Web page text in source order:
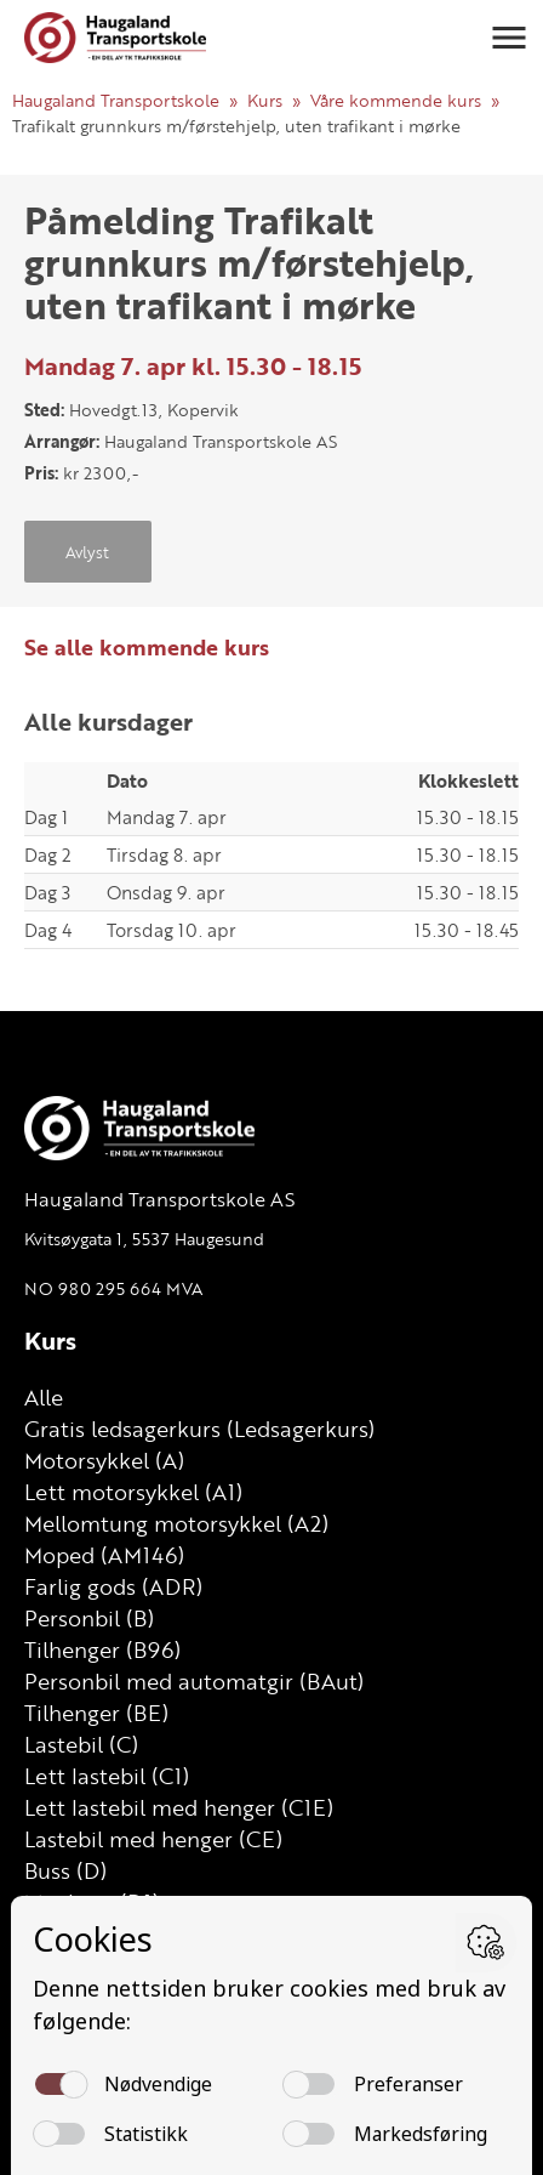
Haugaland Transportskole Kurs
Våre kommende kurs
Trafikalt grunnkurs m/førstehjelp, uten trafikant i mørke
Påmelding Trafikalt
grunnkurs m/førstehjelp,
uten trafikant i mørke
Mandag 7. apr kl. 15.30 - 18.15
Sted: Hovedgt.13, Kopervik
Arrangør: Haugaland Transportskole AS
Pris: kr 2300,-
Avlyst
Se alle kommende kurs
Alle kursdager
Dato
Klokkeslett
Dag 1
Mandag 7. apr
15.30 - 18.15
Dag 2
Tirsdag 8. apr
15.30 - 18.15
Dag 3
Onsdag 9. apr
15.30 - 18.15
Dag 4
Torsdag 10. apr 15.30 - 18.45
Haugaland Transportskole AS
Kvitsøygata 1, 5537 Haugesund
NO 980 295 664 MVA
Kurs
Alle
Gratis ledsagerkurs (Ledsagerkurs)
Motorsykkel (A)
Lett motorsykkel (A1)
Mellomtung motorsykkel (A2)
Moped (AM146)
Farlig gods (ADR)
Personbil (B)
Tilhenger (B96)
Personbil med automatgir (BAut)
Tilhenger (BE)
Lastebil (C)
Lett lastebil (C1)
Lett lastebil med henger (C1E)
Lastebil med henger (CE)
Buss (D)
Minibuss (D1)
Minibuss med henger (D1E)
Traktor (T)
Traktor (T141 og T148)
Trafikalt grunnkurs (TG)
Gods (YDG – YSK)
Person (YDP – YSK)